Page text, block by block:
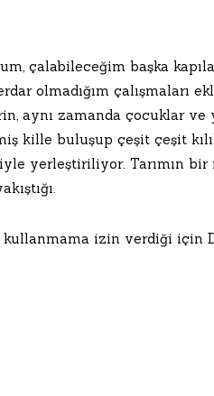
çalabileceğim başka
olmadığım çalışmaları
aynı zamanda çocuklar
kille buluşup çeşit çeşit
yerleştiriliyor. Tarımın
kullanmama izin verdiği için